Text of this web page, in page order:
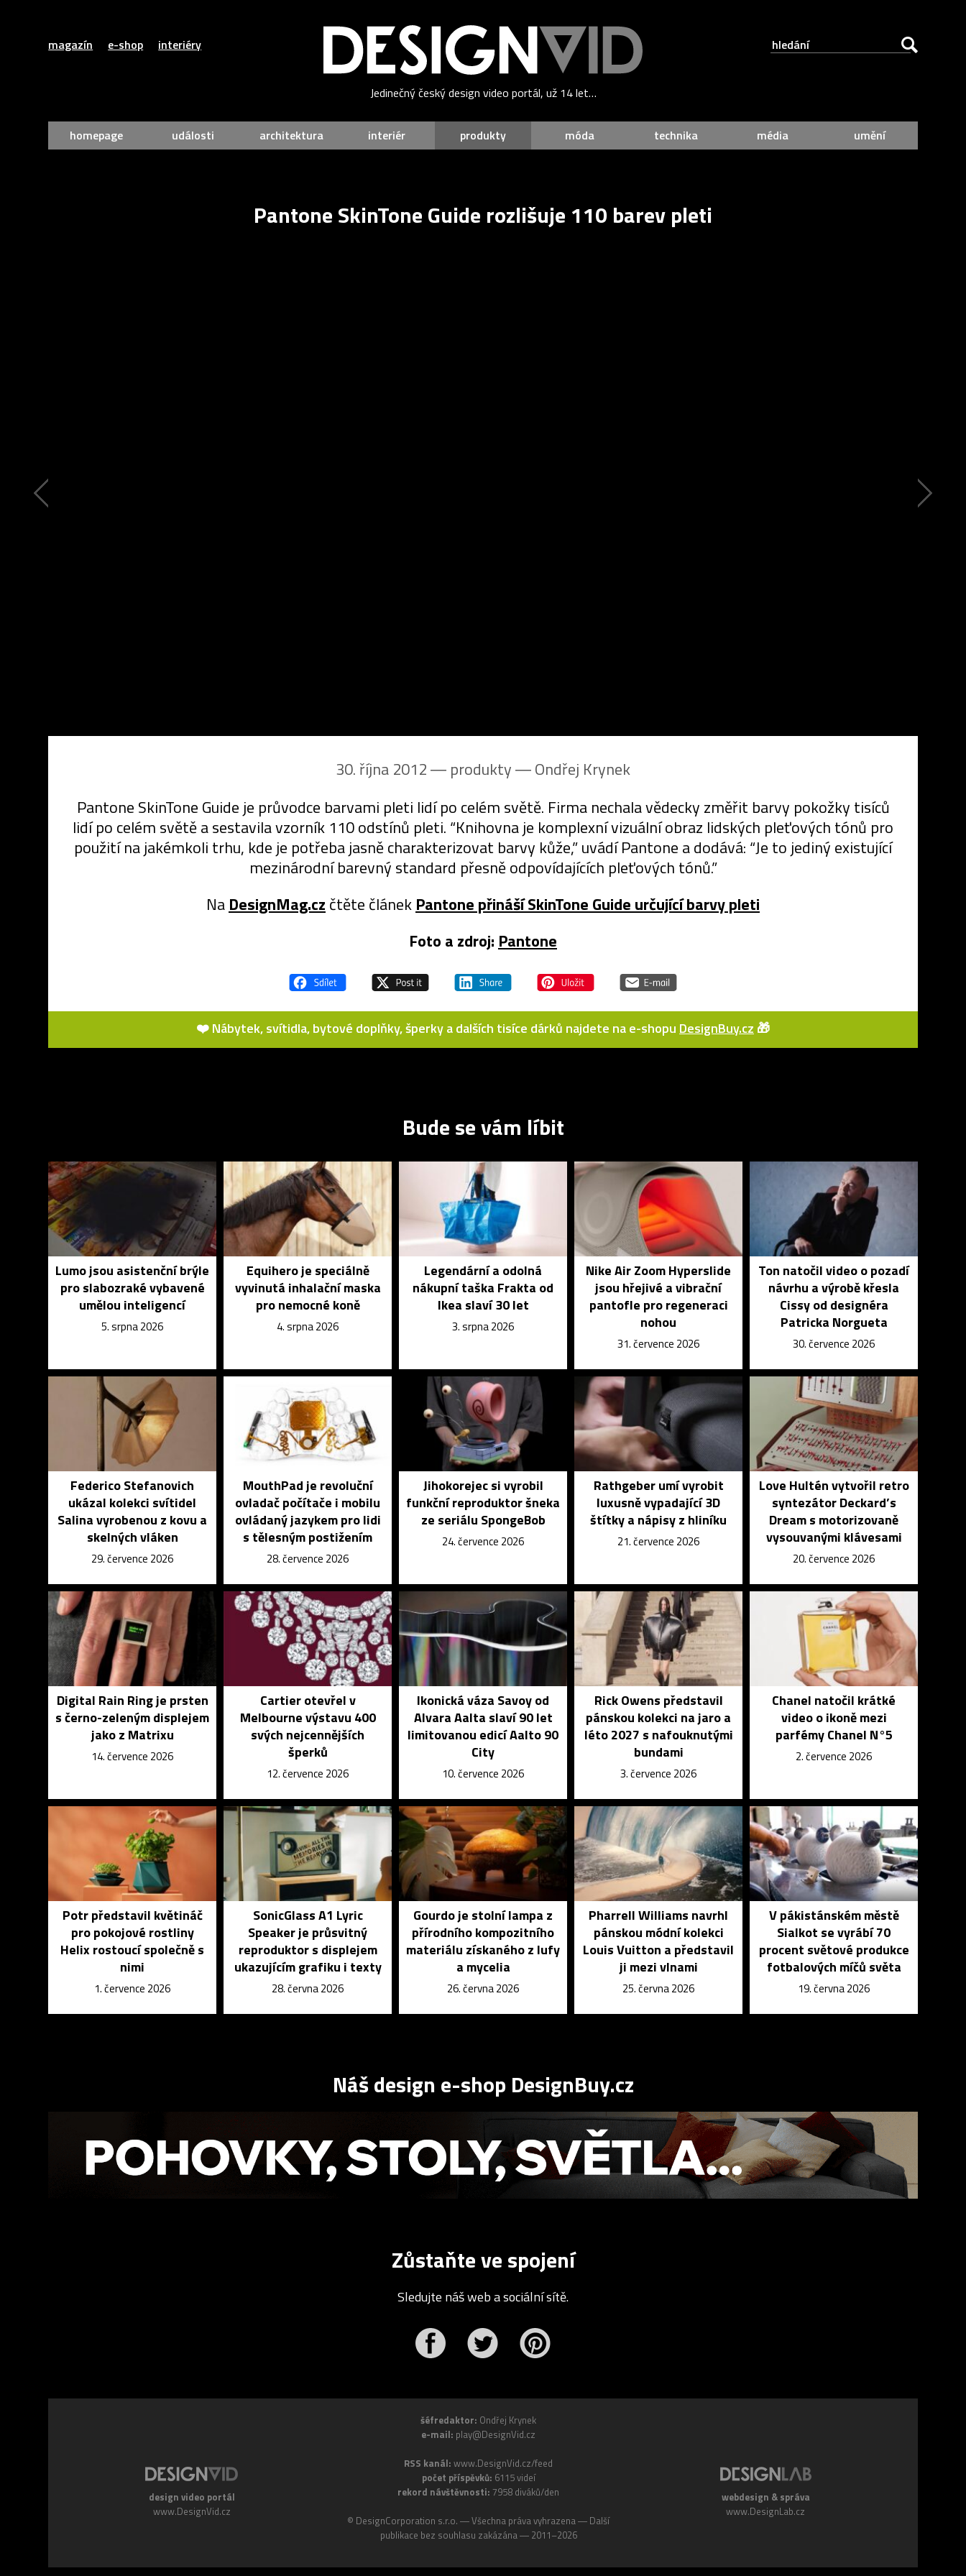
magazín e-shop interiéry
Jedinečný český design video portál, už 14 let…
homepage události architektura interiér produkty móda technika média umění
Pantone SkinTone Guide rozlišuje 110 barev pleti
30. října 2012 ― produkty ―Ondřej Krynek
Pantone SkinTone Guide je průvodce barvami pleti lidí po celém světě. Firma nechala vědecky změřit barvy pokožky tisíců
lidí po celém světě a sestavila vzorník 110 odstínů pleti. “Knihovna je komplexní vizuální obraz lidských pleťových tónů pro
použití na jakémkoli trhu, kde je potřeba jasně charakterizovat barvy kůže,” uvádí Pantone a dodává: “Je to jediný existující
mezinárodní barevný standard přesně odpovídajících pleťových tónů.”
Na DesignMag.cz čtěte článek Pantone přináší SkinTone Guide určující barvy pleti
Foto a zdroj: Pantone
❤️ Nábytek, svítidla, bytové doplňky, šperky a dalších tisíce dárků najdete na e-shopu DesignBuy.cz 🎁
Bude se vám líbit
Lumo jsou asistenční brýle
pro slabozraké vybavené
umělou inteligencí
5. srpna 2026
Equihero je speciálně
vyvinutá inhalační maska
pro nemocné koně
4. srpna 2026
Legendární a odolná
nákupní taška Frakta od
Ikea slaví 30 let
3. srpna 2026
Nike Air Zoom Hyperslide
jsou hřejivé a vibrační
pantofle pro regeneraci
nohou
31. července 2026
Ton natočil video o pozadí
návrhu a výrobě křesla
Cissy od designéra
Patricka Norgueta
30. července 2026
Federico Stefanovich
ukázal kolekci svítidel
Salina vyrobenou z kovu a
skelných vláken
29. července 2026
MouthPad je revoluční
ovladač počítače i mobilu
ovládaný jazykem pro lidi
s tělesným postižením
28. července 2026
Jihokorejec si vyrobil
funkční reproduktor šneka
ze seriálu SpongeBob
24. července 2026
Rathgeber umí vyrobit
luxusně vypadající 3D
štítky a nápisy z hliníku
21. července 2026
Love Hultén vytvořil retro
syntezátor Deckard’s
Dream s motorizovaně
vysouvanými klávesami
20. července 2026
Digital Rain Ring je prsten
s černo-zeleným displejem
jako z Matrixu
14. července 2026
Cartier otevřel v
Melbourne výstavu 400
svých nejcennějších
šperků
12. července 2026
Ikonická váza Savoy od
Alvara Aalta slaví 90 let
limitovanou edicí Aalto 90
City
10. července 2026
Rick Owens představil
pánskou kolekci na jaro a
léto 2027 s nafouknutými
bundami
3. července 2026
Chanel natočil krátké
video o ikoně mezi
parfémy Chanel N°5
2. července 2026
Potr představil květináč
pro pokojové rostliny
Helix rostoucí společně s
nimi
1. července 2026
SonicGlass A1 Lyric
Speaker je průsvitný
reproduktor s displejem
ukazujícím grafiku i texty
28. června 2026
Gourdo je stolní lampa z
přírodního kompozitního
materiálu získaného z lufy
a mycelia
26. června 2026
Pharrell Williams navrhl
pánskou módní kolekci
Louis Vuitton a představil
ji mezi vlnami
25. června 2026
V pákistánském městě
Sialkot se vyrábí 70
procent světové produkce
fotbalových míčů světa
19. června 2026
Náš design e-shop DesignBuy.cz
Zůstaňte ve spojení
Sledujte náš web a sociální sítě.
design video portál
www.DesignVid.cz
šéfredaktor: Ondřej Krynek
e-mail: play@DesignVid.cz
RSS kanál: www.DesignVid.cz/feed
počet příspěvků: 6115 videí
rekord návštěvnosti: 7958 diváků/den
© DesignCorporation s.r.o. ― Všechna práva vyhrazena ― Další
publikace bez souhlasu zakázána ― 2011–2026
webdesign & správa
www.DesignLab.cz